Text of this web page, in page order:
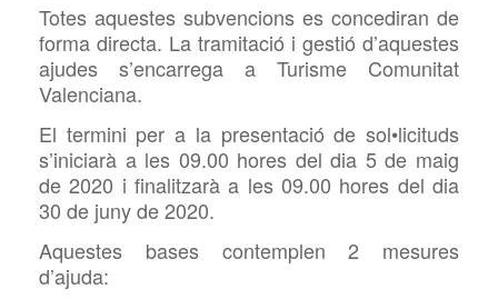
Totes aquestes subvencions es concediran de
forma directa. La tramitació i gestió d’aquestes
ajudes s’encarrega a Turisme Comunitat
Valenciana.
El termini per a la presentació de sol•licituds
s’iniciarà a les 09.00 hores del dia 5 de maig
de 2020 i finalitzarà a les 09.00 hores del dia
30 de juny de 2020.
Aquestes bases contemplen 2 mesures
d’ajuda: